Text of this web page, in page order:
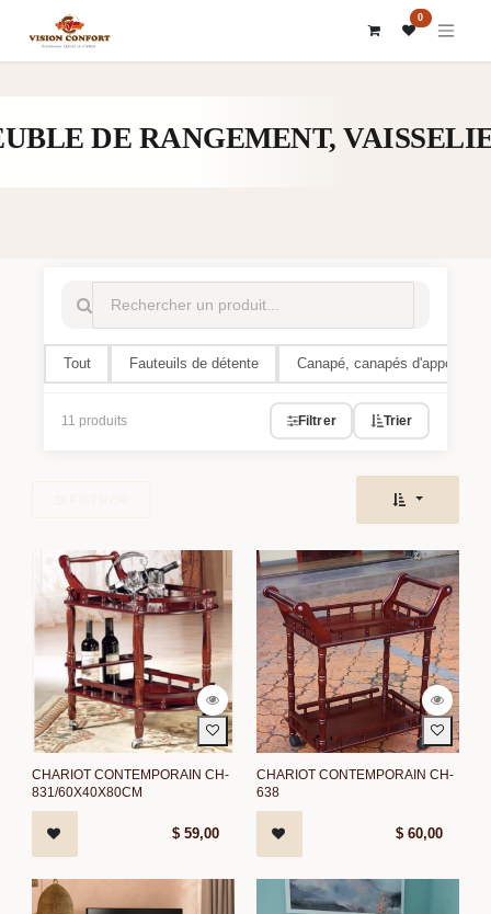
0
DE RANGEMENT,
Tout Fauteuils de détente Canapé, canapés d'appoint,
11 produits Filtrer Trier
CHARIOT CONTEMPORAIN CH-
831/60X40X80CM
$ 59,00
CHARIOT CONTEMPORAIN CH-
638
$60,00